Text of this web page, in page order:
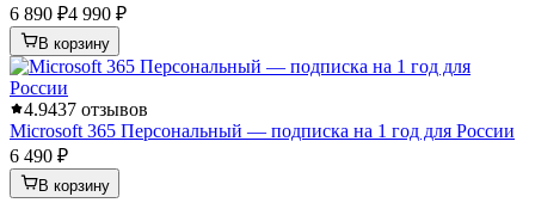
6 890 ₽4 990 ₽
В корзину
4.9437 отзывов
Microsoft 365 Персональный — подписка на 1 год для России
6 490 ₽
В корзину